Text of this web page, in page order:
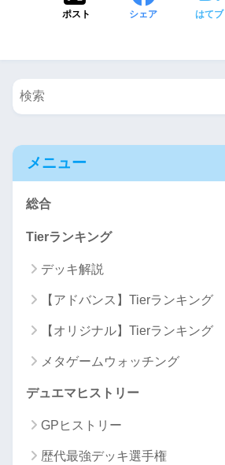
ポスト シェア はてブ
メニュー
総合
Tierランキング
デッキ解説
【アドバンス】Tierランキング
【オリジナル】Tierランキング
メタゲームウォッチング
デュエマヒストリー
GPヒストリー
歴代最強デッキ選手権